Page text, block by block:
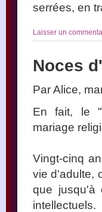
serrées, en
Laisser un
Noces
Par Alice,
En fait, le
mariage
Vingt-cinq
vie d'adulte,
que jusqu'à
intellectuels.